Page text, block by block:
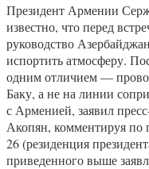
Президент Армении
известно, что перед
руководство
испортить атмосферу.
одним отличием —
Баку, а не на линии
с Арменией, заявил
Акопян, комментируя по
26 (резиденция
приведенного выше